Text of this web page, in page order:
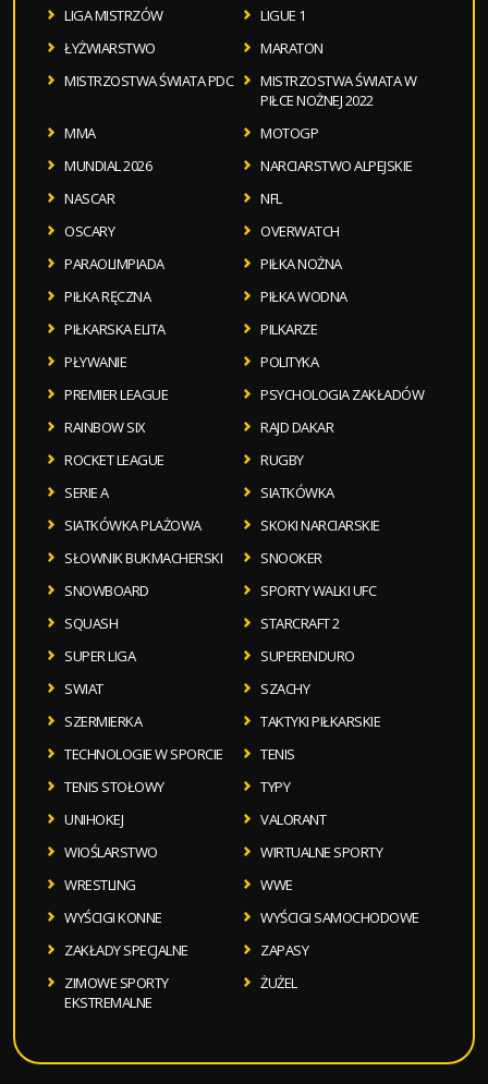
LIGA MISTRZÓW
LIGUE 1
ŁYŻWIARSTWO
MARATON
MISTRZOSTWA ŚWIATA PDC
MISTRZOSTWA ŚWIATA W
PIŁCE NOŻNEJ 2022
MMA
MOTOGP
MUNDIAL 2026
NARCIARSTWO ALPEJSKIE
NASCAR
NFL
OSCARY
OVERWATCH
PARAOLIMPIADA
PIŁKA NOŻNA
PIŁKA RĘCZNA
PIŁKA WODNA
PIŁKARSKA ELITA
PILKARZE
PŁYWANIE
POLITYKA
PREMIER LEAGUE
PSYCHOLOGIA ZAKŁADÓW
RAINBOW SIX
RAJD DAKAR
ROCKET LEAGUE
RUGBY
SERIE A
SIATKÓWKA
SIATKÓWKA PLAŻOWA
SKOKI NARCIARSKIE
SŁOWNIK BUKMACHERSKI
SNOOKER
SNOWBOARD
SPORTY WALKI UFC
SQUASH
STARCRAFT 2
SUPER LIGA
SUPERENDURO
SWIAT
SZACHY
SZERMIERKA
TAKTYKI PIŁKARSKIE
TECHNOLOGIE W SPORCIE
TENIS
TENIS STOŁOWY
TYPY
UNIHOKEJ
VALORANT
WIOŚLARSTWO
WIRTUALNE SPORTY
WRESTLING
WWE
WYŚCIGI KONNE
WYŚCIGI SAMOCHODOWE
ZAKŁADY SPECJALNE
ZAPASY
ZIMOWE SPORTY
EKSTREMALNE
ŻUŻEL